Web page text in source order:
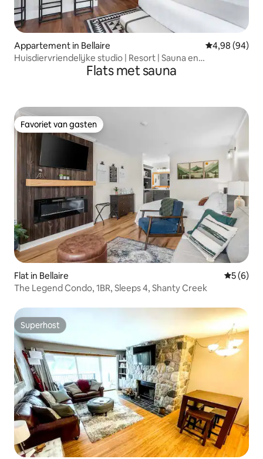
Appartement in Bellaire Gemiddelde
4,98 (94)
Huisdiervriendelijke studio | Resort | Sauna en
Flats met sauna
Favoriet van gasten
Favoriet van gasten
Flat in Bellaire
5 (6)
The Legend Condo, 1BR, Sleeps 4, Shanty Creek
Superhost
Superhost